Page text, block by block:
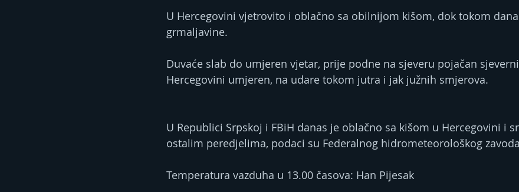
U Hercegovini vjetrovito i oblačno sa obilnijom kišom, dok tokom
grmaljavine.
Duvaće slab do umjeren vjetar, prije podne na sjeveru pojačan
Hercegovini umjeren, na udare tokom jutra i jak južnih smjerova.
U Republici Srpskoj i FBiH danas je oblačno sa kišom u Hercegovini i
ostalim peredjelima, podaci su Federalnog hidrometeorološkog
Temperatura vazduha u 13.00 časova: Han Pijesak